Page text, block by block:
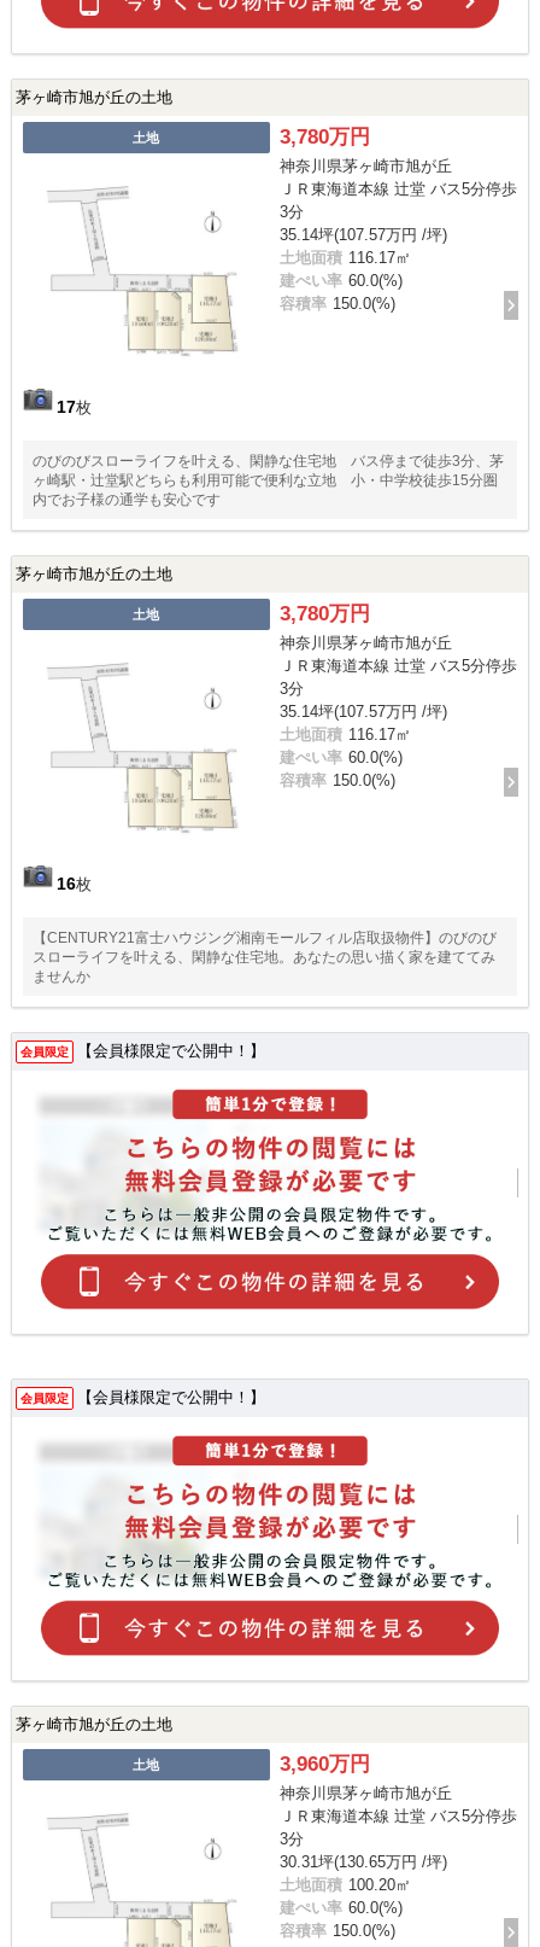
茅ヶ崎市旭が丘の土地
土地
17枚
3,780万円
神奈川県茅ヶ崎市旭が丘
ＪＲ東海道本線 辻堂 バス5分停歩
3分
35.14坪(107.57万円 /坪)
土地面積 116.17㎡
建ぺい率 60.0(%)
容積率 150.0(%)
のびのびスローライフを叶える、閑静な住宅地 バス停まで徒歩3分、茅
ヶ崎駅・辻堂駅どちらも利用可能で便利な立地 小・中学校徒歩15分圏
内でお子様の通学も安心です
茅ヶ崎市旭が丘の土地
土地
16枚
3,780万円
神奈川県茅ヶ崎市旭が丘
ＪＲ東海道本線 辻堂 バス5分停歩
3分
35.14坪(107.57万円 /坪)
土地面積 116.17㎡
建ぺい率 60.0(%)
容積率 150.0(%)
【CENTURY21富士ハウジング湘南モールフィル店取扱物件】のびのび
スローライフを叶える、閑静な住宅地。あなたの思い描く家を建ててみ
ませんか
会員限定 【会員様限定で公開中！】
会員限定 【会員様限定で公開中！】
茅ヶ崎市旭が丘の土地
土地 3,960万円
神奈川県茅ヶ崎市旭が丘
ＪＲ東海道本線 辻堂 バス5分停歩
3分
30.31坪(130.65万円 /坪)
土地面積 100.20㎡
建ぺい率 60.0(%)
容積率 150.0(%)